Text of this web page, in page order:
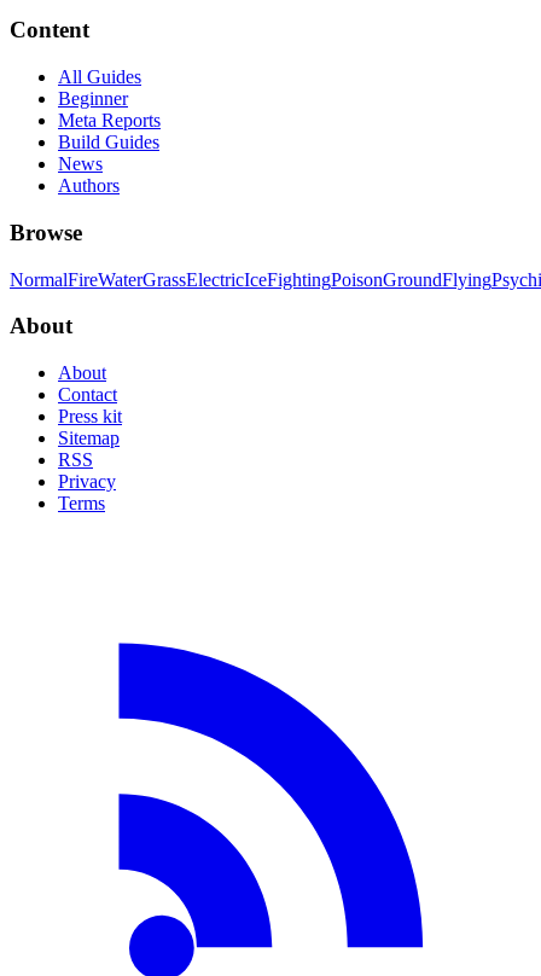
Content
All Guides
Beginner
Meta Reports
Build Guides
News
Authors
Browse
NormalFireWaterGrassElectricIceFightingPoisonGroundFlying
About
About
Contact
Press kit
Sitemap
RSS
Privacy
Terms